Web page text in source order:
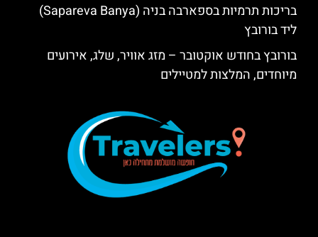
בריכות תרמיות בספארבה בניה (Sapareva Banya)
ליד בורובץ
בורובץ בחודש אוקטובר – מזג אוויר, שלג, אירועים
מיוחדים, המלצות למטיילים